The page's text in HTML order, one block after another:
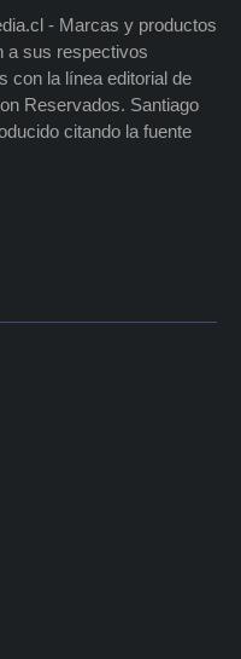
- Marcas y productos
a sus respectivos
con la línea editorial de
Reservados. Santiago
citando la fuente